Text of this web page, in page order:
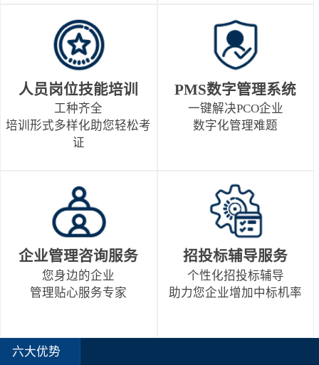
人员岗位技能培训
工种齐全
培训形式多样化助您轻松考
证
PMS数字管理系统
一键解决PCO企业
数字化管理难题
企业管理咨询服务
您身边的企业
管理贴心服务专家
招投标辅导服务
个性化招投标辅导
助力您企业增加中标机率
六大优势